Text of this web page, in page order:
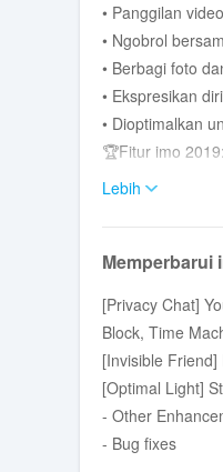
• Panggilan
• Ngobrol
• Berbagi foto
• Ekspresikan
• Dioptimalkan
🏆Fitur imo 2019:
✔️Temukan
✔️Kustomisasi
✔️Temukan
😍 Gabung ke
menemukan
✔️Berbagai Fitur
🔥imo Lite, Imo
✔️Kompatibel
Lebih
Memperbarui
[Privacy Chat]
Block, Time
[Invisible
[Optimal Light]
- Other
- Bug fixes